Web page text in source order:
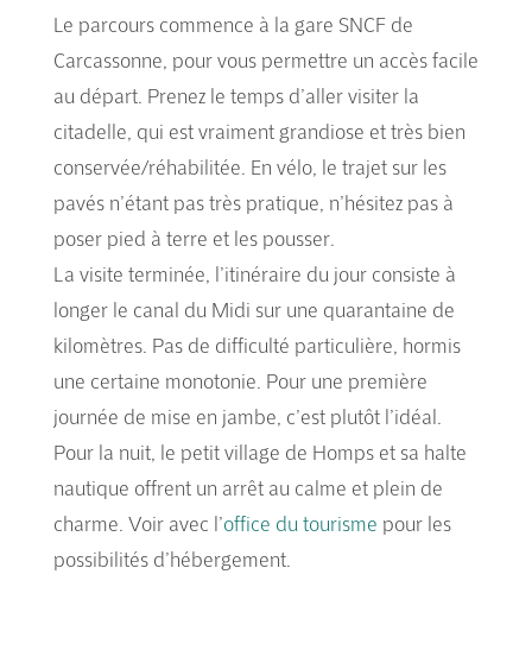
Le parcours commence à la gare SNCF de
Carcassonne, pour vous permettre un accès facile
au départ. Prenez le temps d’aller visiter la
citadelle, qui est vraiment grandiose et très bien
conservée/réhabilitée. En vélo, le trajet sur les
pavés n’étant pas très pratique, n’hésitez pas à
poser pied à terre et les pousser.
La visite terminée, l’itinéraire du jour consiste à
longer le canal du Midi sur une quarantaine de
kilomètres. Pas de difficulté particulière, hormis
une certaine monotonie. Pour une première
journée de mise en jambe, c’est plutôt l’idéal.
Pour la nuit, le petit village de Homps et sa halte
nautique offrent un arrêt au calme et plein de
charme. Voir avec l’office du tourisme pour les
possibilités d’hébergement.